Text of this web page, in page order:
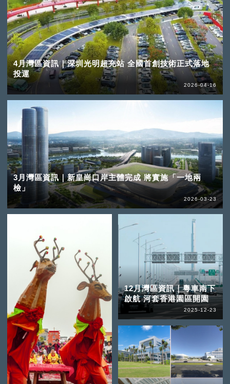
4月灣區資訊｜深圳光明超充站 全國首創技術正式落地
投運
2026-04-16
3月灣區資訊｜新皇崗口岸主體完成 將實施「一地兩
檢」
2026-03-23
12月灣區資訊｜粵車南下
啟航 河套香港園區開園
2025-12-23